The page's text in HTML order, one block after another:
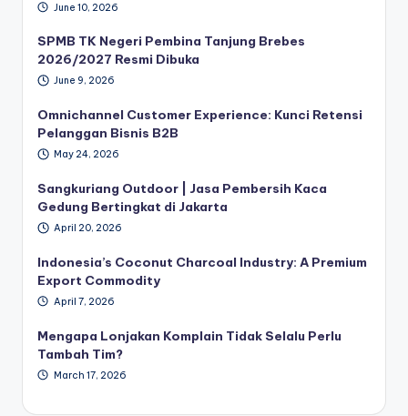
June 10, 2026
SPMB TK Negeri Pembina Tanjung Brebes
2026/2027 Resmi Dibuka
June 9, 2026
Omnichannel Customer Experience: Kunci Retensi
Pelanggan Bisnis B2B
May 24, 2026
Sangkuriang Outdoor | Jasa Pembersih Kaca
Gedung Bertingkat di Jakarta
April 20, 2026
Indonesia’s Coconut Charcoal Industry: A Premium
Export Commodity
April 7, 2026
Mengapa Lonjakan Komplain Tidak Selalu Perlu
Tambah Tim?
March 17, 2026